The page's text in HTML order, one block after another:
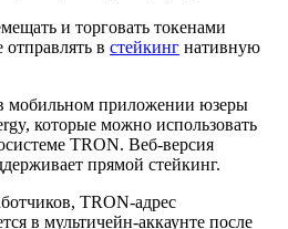
и торговать токенами
отправлять в стейкинг нативную
мобильном приложении юзеры
которые можно использовать
TRON. Веб-версия
прямой стейкинг.
TRON-адрес
в мультичейн-аккаунте после